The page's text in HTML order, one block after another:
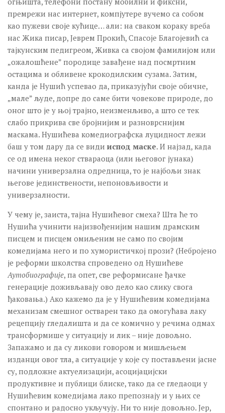
премрежи нас интернет, компјутере вучемо са собом
као пужеви своје кућице… али: на сваком кораку вреба
нас Жика писар, Јеврем Прокић, Спасоје Благојевић са
тајкунским педигреом, Живка са својом фамилијом или
„ожалошћене” породице завађене над посмртним
остацима и обливене крокодилским сузама. Затим,
канда је Нушић успевао да, приказујући своје обичне,
„мале” људе, допре до саме бити човекове природе, до
оног што је у њој трајно, неизменљиво, а што се тек
слабо прикрива све бројнијим и разноврснијим
маскама. Нушићева комедиографска луцидност лежи
баш у том дару да се види испод маске. И најзад, када
се од имена неког ствараоца (или његовог јунака)
начини универзална одредница, то је најбољи знак
његове јединствености, непоновљивости и
универзалности.
У чему је, заиста, тајна Нушићевог смеха? Шта ће то
Нушића учинити најизвођенијим нашим драмским
писцем и писцем омиљеним не само по својим
комедијама него и по хумористичкој прози? (Небројено
је реформи школства спроведено од Нушићеве
Аутобиографије, па опет, све реформисане ђачке
генерације доживљавају ово дело као слику свога
ђаковања.) Ако кажемо да је у Нушићевим комедијама
механизам смешног остварен тако да омогућава лаку
рецепцију гледалишта и да се комично у речима одмах
трансформише у ситуацију и лик – није довољно.
Запажамо и да су ликови говором и мишљењем
изданци овог тла, а ситуације у које су постављени јасне
су, подложне актуелизацији, асоцијацијски
продуктивне и публици блиске, тако да се гледаоци у
Нушићевим комедијама лако препознају и у њих се
спонтано и радосно укључују. Ни то није довољно. Јер,